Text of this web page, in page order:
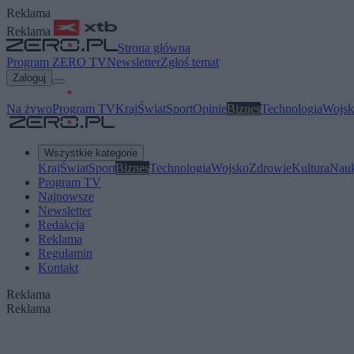
Reklama
Reklama
Strona główna
Program ZERO TVNewsletterZgłoś temat
Zaloguj
Na żywoProgram TVKrajŚwiatSportOpinieBiznesTechnologia
Wszystkie kategorie
KrajŚwiatSportBiznesTechnologiaWojskoZdrowieKultura
Program TV
Najnowsze
Newsletter
Redakcja
Reklama
Regulamin
Kontakt
Reklama
Reklama